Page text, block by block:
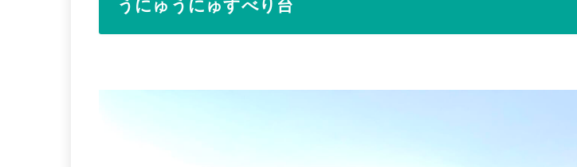
うにゅうにゅすべり台